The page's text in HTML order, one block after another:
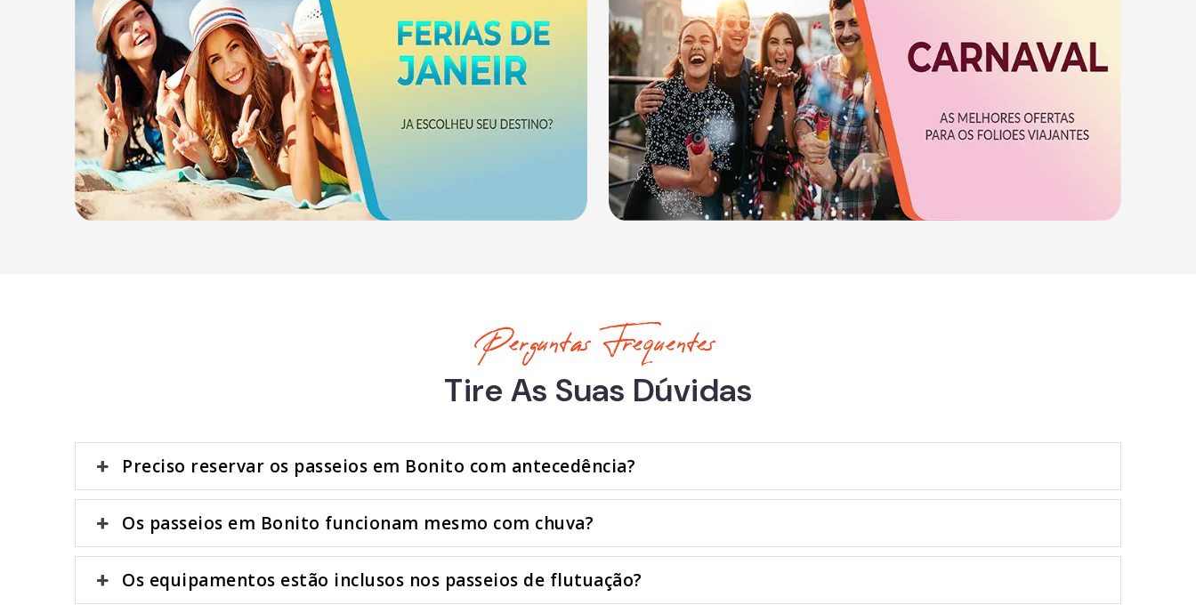
Perguntas Frequentes
Tire As Suas Dúvidas
Preciso reservar os passeios em Bonito com antecedência?
Os passeios em Bonito funcionam mesmo com chuva?
Os equipamentos estão inclusos nos passeios de flutuação?